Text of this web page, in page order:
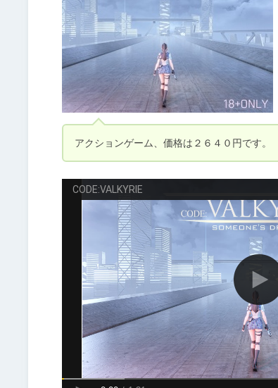
アクションゲーム、価格は２６４０円です。